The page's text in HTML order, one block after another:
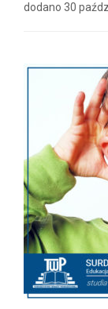
dodano 30